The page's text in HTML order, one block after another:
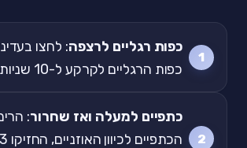
כפות רגליים לרצפה: לחצו
כפות הרגליים לקרקע ל-10 שניות.
כתפיים למעלה ואז שחרור: